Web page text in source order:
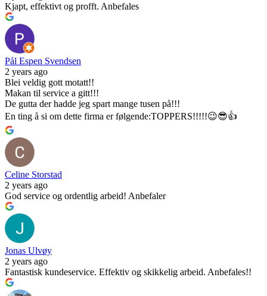
Kjapt, effektivt og profft. Anbefales
Pål Espen Svendsen
2 years ago
Blei veldig gott motatt!!
Makan til service a gitt!!!
De gutta der hadde jeg spart mange tusen på!!!
En ting å si om dette firma er følgende:TOPPERS!!!!!😉😎👍
Celine Storstad
2 years ago
God service og ordentlig arbeid! Anbefaler
Jonas Ulvøy
2 years ago
Fantastisk kundeservice. Effektiv og skikkelig arbeid. Anbefales!!